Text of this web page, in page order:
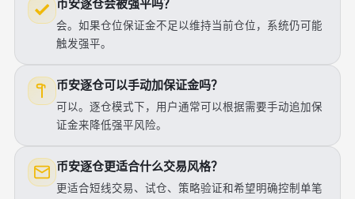
币安逐仓会被强平吗？
会。如果仓位保证金不足以维持当前仓位，系统仍可能
触发强平。
币安逐仓可以手动加保证金吗？
可以。逐仓模式下，用户通常可以根据需要手动追加保
证金来降低强平风险。
币安逐仓更适合什么交易风格？
更适合短线交易、试仓、策略验证和希望明确控制单笔